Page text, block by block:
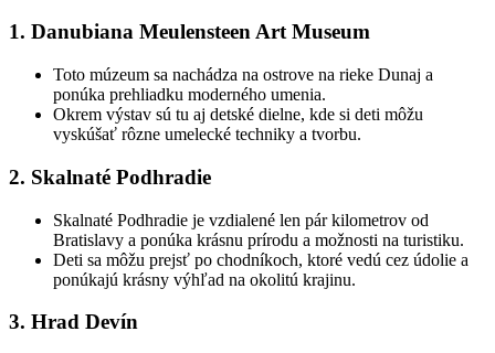
1. Danubiana Meulensteen Art Museum
Toto múzeum sa nachádza na ostrove na rieke Dunaj a
ponúka prehliadku moderného umenia.
Okrem výstav sú tu aj detské dielne, kde si deti môžu
vyskúšať rôzne umelecké techniky a tvorbu.
2. Skalnaté Podhradie
Skalnaté Podhradie je vzdialené len pár kilometrov od
Bratislavy a ponúka krásnu prírodu a možnosti na turistiku.
Deti sa môžu prejsť po chodníkoch, ktoré vedú cez údolie a
ponúkajú krásny výhľad na okolitú krajinu.
3. Hrad Devín